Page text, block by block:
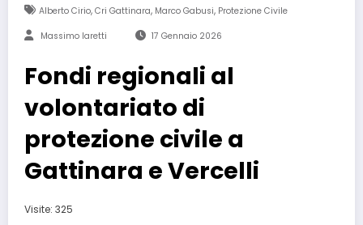
Alberto Cirio, Cri Gattinara, Marco Gabusi, Protezione Civile
Massimo Iaretti 17 Gennaio 2026
Fondi regionali al
volontariato di
protezione civile a
Gattinara e Vercelli
Visite: 325